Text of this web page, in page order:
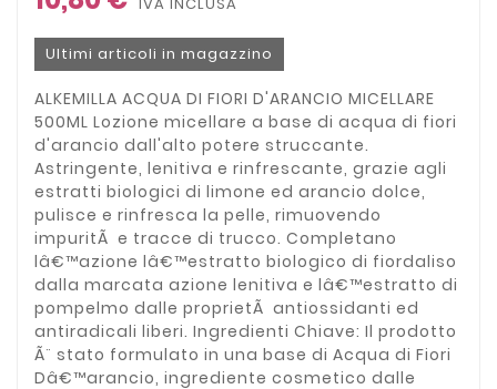
Ultimi articoli in magazzino
ALKEMILLA ACQUA DI FIORI D'ARANCIO MICELLARE
500ML Lozione micellare a base di acqua di fiori
d'arancio dall'alto potere struccante.
Astringente, lenitiva e rinfrescante, grazie agli
estratti biologici di limone ed arancio dolce,
pulisce e rinfresca la pelle, rimuovendo
impuritÃ e tracce di trucco. Completano
lâ€™azione lâ€™estratto biologico di fiordaliso
dalla marcata azione lenitiva e lâ€™estratto di
pompelmo dalle proprietÃ antiossidanti ed
antiradicali liberi. Ingredienti Chiave: Il prodotto
Ã¨ stato formulato in una base di Acqua di Fiori
Dâ€™arancio, ingrediente cosmetico dalle